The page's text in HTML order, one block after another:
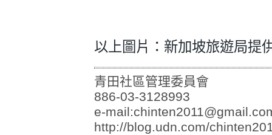
以上圖片：新加坡旅遊局提
青田社區管理委員會
886-03-3128993
e-
http://blog.udn.com/